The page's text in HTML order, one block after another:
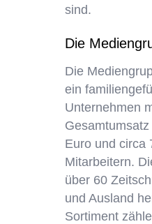
sind.
Die
Die
ein
Unternehmen
Euro und circa
Mitarbeitern.
über 60
und Ausland
Sortiment